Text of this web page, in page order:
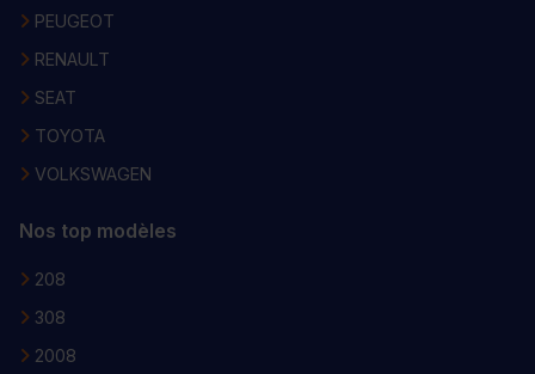
PEUGEOT
RENAULT
SEAT
TOYOTA
VOLKSWAGEN
Nos top modèles
208
308
2008